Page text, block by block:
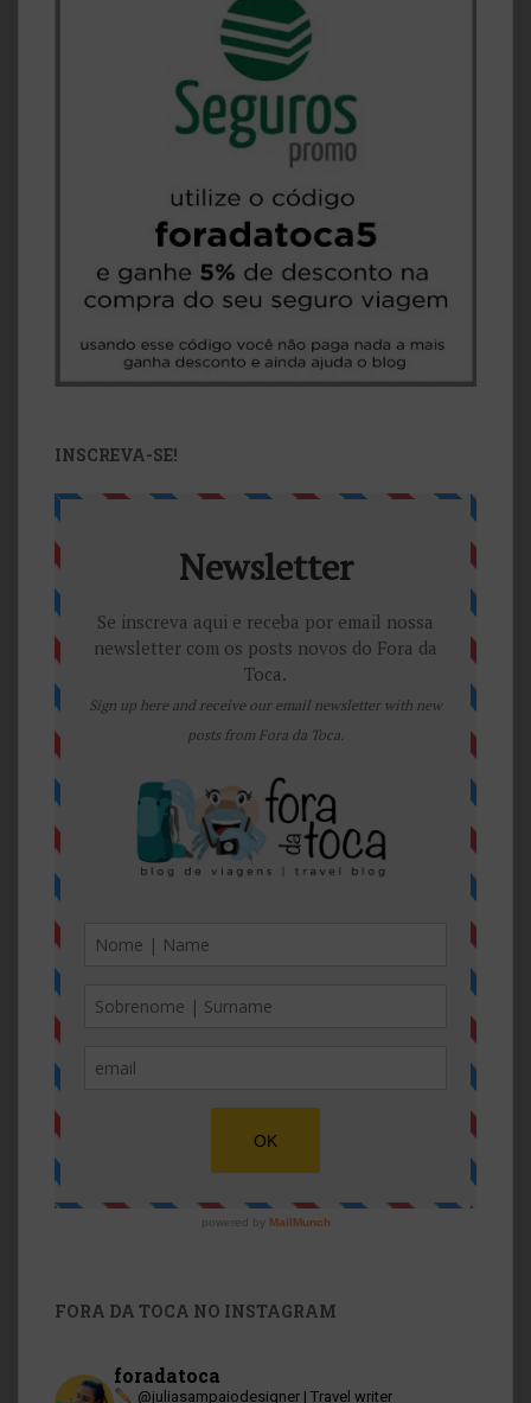
INSCREVA-SE!
FORA DA TOCA NO INSTAGRAM
foradatoca
@juliasampaiodesigner | Travel writer